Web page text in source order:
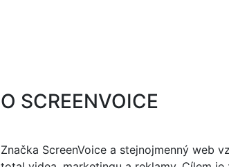
O SCREENVOICE
Značka ScreenVoice a stejnojmenný web